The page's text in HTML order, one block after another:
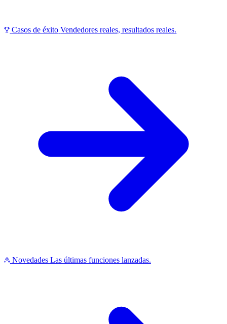
Casos de éxito Vendedores reales, resultados reales.
Novedades Las últimas funciones lanzadas.